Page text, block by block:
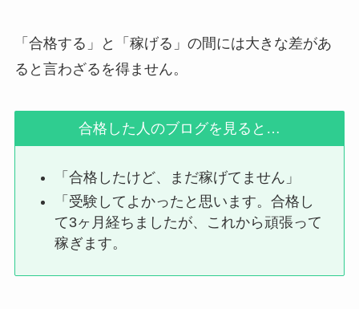
「合格する」と「稼げる」の間には大きな差があ
ると言わざるを得ません。
合格した人のブログを見ると…
「合格したけど、まだ稼げてません」
「受験してよかったと思います。合格し
て3ヶ月経ちましたが、これから頑張って
稼ぎます。